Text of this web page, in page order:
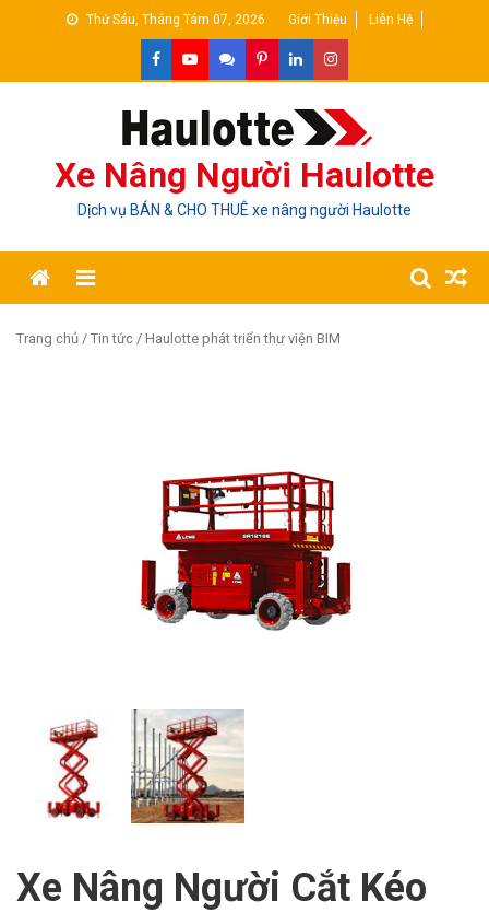
Thứ Sáu, Tháng Tám 07, 2026 Giới Thiệu Liên Hệ
Xe Nâng Người Haulotte
Dịch vụ BÁN & CHO THUÊ xe nâng người Haulotte
Trang chủ / Tin tức / Haulotte phát triển thư viện BIM
Xe Nâng Người Cắt Kéo